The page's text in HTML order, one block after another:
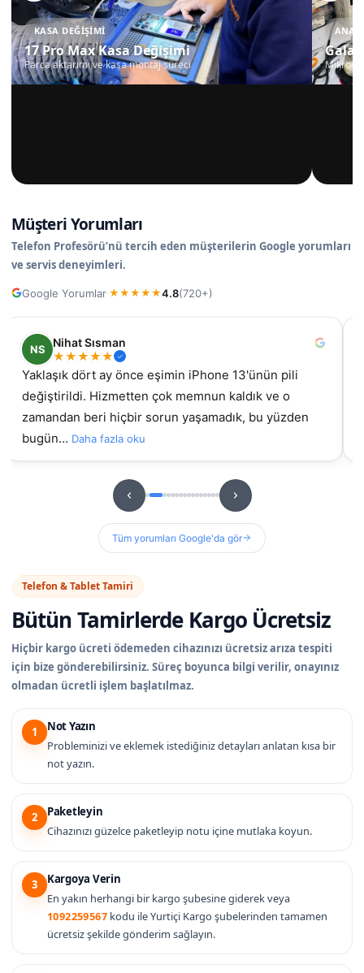
KASA DEĞIŞIMI
17 Pro Max Kasa Değişimi
Parça aktarımı ve kasa montaj süreci
Müşteri Yorumları
Telefon Profesörü’nü tercih eden müşterilerin Google yorumları
ve servis deneyimleri.
Google Yorumlar·★ ★ ★ ★ ★4.8(720+)
NS
Nihat Sısman
★★★★★
Yaklaşık dört ay önce eşimin iPhone 13'ünün pili
değiştirildi. Hizmetten çok memnun kaldık ve o
zamandan beri hiçbir sorun yaşamadık, bu yüzden
bugün… Daha fazla oku
Tüm yorumları Google'da gör
Telefon & Tablet Tamiri
Bütün Tamirlerde Kargo Ücretsiz
Hiçbir kargo ücreti ödemeden cihazınızı ücretsiz arıza tespiti
için bize gönderebilirsiniz. Süreç boyunca bilgi verilir, onayınız
olmadan ücretli işlem başlatılmaz.
1
Not Yazın
Probleminizi ve eklemek istediğiniz detayları anlatan kısa bir
not yazın.
2
Paketleyin
Cihazınızı güzelce paketleyip notu içine mutlaka koyun.
3
Kargoya Verin
En yakın herhangi bir kargo şubesine giderek veya
1092259567 kodu ile Yurtiçi Kargo şubelerinden tamamen
ücretsiz şekilde gönderim sağlayın.